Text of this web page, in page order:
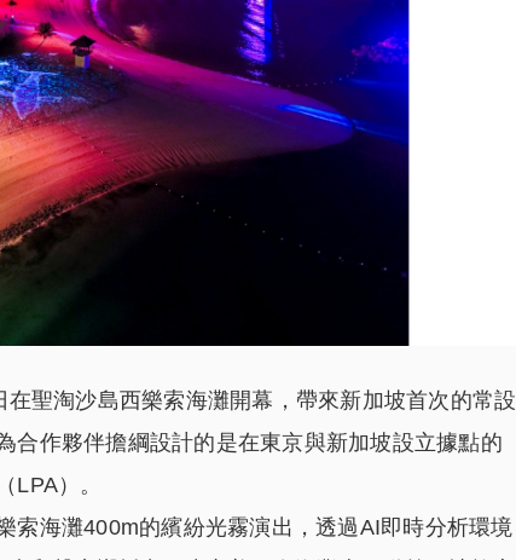
聖淘沙島西樂索海灘開幕，帶來新加坡首次的常設
合作夥伴擔綱設計的是在東京與新加坡設立據點的
LPA）。
索海灘400m的繽紛光霧演出，透過AI即時分析環境